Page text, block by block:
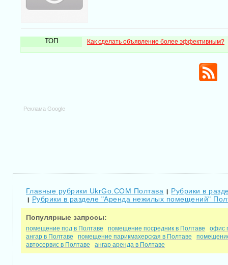
ТОП Как сделать объявление более эффективным?
Реклама Google
Главные рубрики UkrGo.COM Полтава | Рубрики в
| Рубрики в разделе "Аренда нежилых помещений"
Популярные запросы:
помещение под в Полтаве помещение посредник в Полтаве
офис
ангар в Полтаве
помещение парикмахерская в Полтаве
автосервис в Полтаве
ангар аренда в Полтаве